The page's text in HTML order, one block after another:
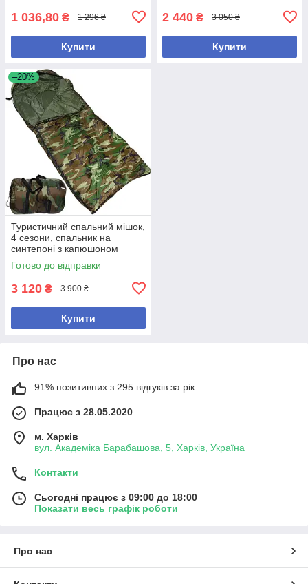
1 036,80 ₴ 1 296 ₴
Купити
2 440 ₴ 3 050 ₴
Купити
–20%
Туристичний спальний мішок,
4 сезони, спальник на
синтепоні з капюшоном
ультралегкий 185*90см
Готово до відправки
3 120 ₴ 3 900 ₴
Купити
Про нас
91% позитивних з 295 відгуків за рік
Працює з 28.05.2020
м. Харків
вул. Академіка Барабашова, 5, Харків, Україна
Контакти
Сьогодні працює з 09:00 до 18:00
Показати весь графік роботи
Про нас